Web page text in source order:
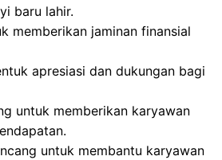
baru lahir.
memberikan jaminan finansial
apresiasi dan dukungan bagi
untuk memberikan karyawan
untuk membantu karyawan